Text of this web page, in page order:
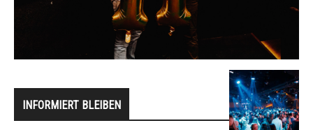
INFORMIERT BLEIBEN